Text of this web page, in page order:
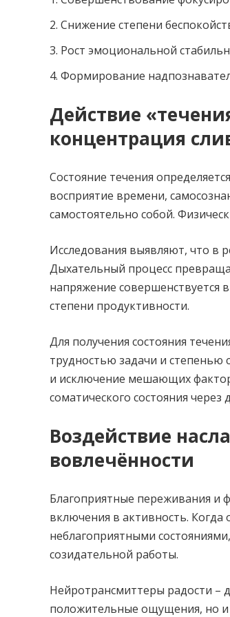
Снижение степени
Рост эмоциональной
Формирование
Действие
концентрация
Состояние течения
восприятие времени,
самостоятельно собой.
Исследования выявляют, что в
Дыхательный процесс
напряжение совершенствуется
степени продуктивности.
Для получения состояния
трудностью задачи и степенью
и исключение мешающих
соматического состояния
Воздействие
вовлечённости
Благоприятные переживания и
включения в активность. Когда
неблагоприятными
созидательной работы.
Нейротрансмиттеры радости –
положительные ощущения, но и